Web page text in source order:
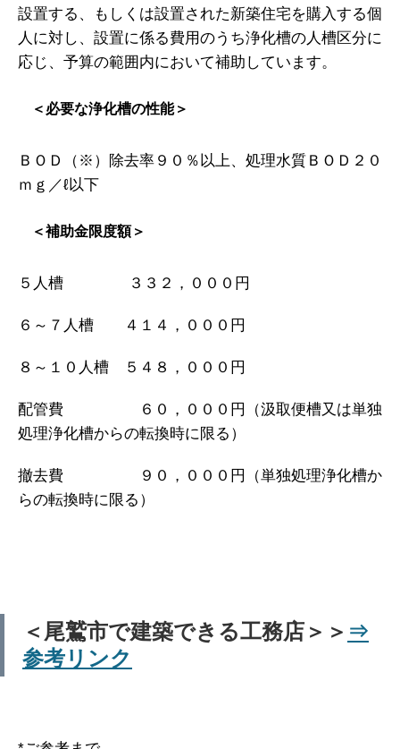
設置する、もしくは設置された新築住宅を購入する個
人に対し、設置に係る費用のうち浄化槽の人槽区分に
応じ、予算の範囲内において補助しています。
＜必要な浄化槽の性能＞
ＢＯＤ（※）除去率９０％以上、処理水質ＢＯＤ２０
ｍｇ／ℓ以下
＜補助金限度額＞
５人槽 ３３２，０００円
６～７人槽 ４１４，０００円
８～１０人槽 ５４８，０００円
配管費 ６０，０００円（汲取便槽又は単独
処理浄化槽からの転換時に限る）
撤去費 ９０，０００円（単独処理浄化槽か
らの転換時に限る）
＜尾鷲市で建築できる工務店＞＞ ⇒
参考リンク